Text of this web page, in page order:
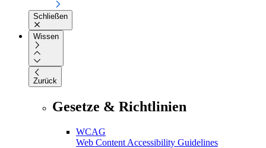
Schließen
Wissen
Zurück
Gesetze & Richtlinien
WCAG
Web Content Accessibility Guidelines